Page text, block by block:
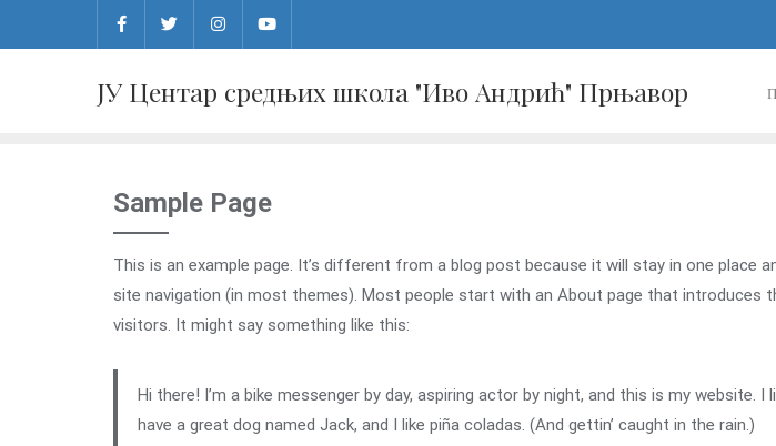
ЈУ Центар средњих школа "Иво Андрић" Прњавор
Sample Page
This is an example page. It’s different from a blog post because it will stay in one place
site navigation (in most themes). Most people start with an About page that introduces
visitors. It might say something like this:
Hi there! I’m a bike messenger by day, aspiring actor by night, and this is my website. I
have a great dog named Jack, and I like piña coladas. (And gettin’ caught in the rain.)